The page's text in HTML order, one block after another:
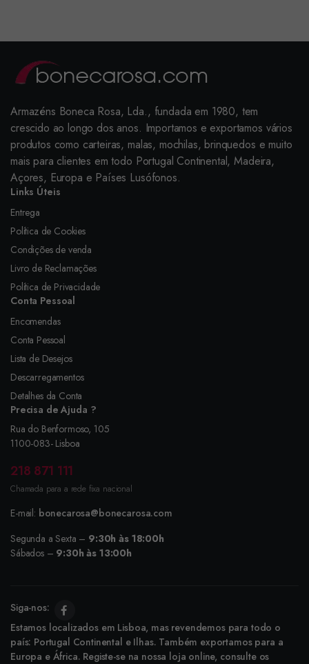
Armazéns Boneca Rosa, Lda., fundada em 1980, tem
crescido ao longo dos anos. Importamos e exportamos vários
produtos como carteiras, malas, mochilas, brinquedos e muito
mais para clientes em todo Portugal Continental, Madeira,
Açores, Europa e Países Lusófonos.
Links Úteis
Entrega
Política de Cookies
Condições de venda
Livro de Reclamações
Política de Privacidade
Conta Pessoal
Encomendas
Conta Pessoal
Lista de Desejos
Descarregamentos
Detalhes da Conta
Precisa de Ajuda ?
Rua do Benformoso, 105
1100-083- Lisboa
218 871 111
Chamada para a rede fixa nacional
E-mail: bonecarosa@bonecarosa.com
Segunda a Sexta – 9:30h às 18:00h
Sábados – 9:30h às 13:00h
Siga-nos:
Estamos localizados em Lisboa, mas revendemos para todo o
país: Portugal Continental e Ilhas. Também exportamos para a
Europa e África. Registe-se na nossa loja online, consulte os